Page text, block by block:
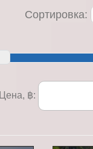
Сортировка:
Цена, ฿: